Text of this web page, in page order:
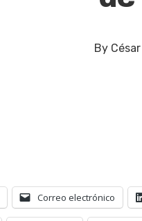
By
Correo electrónico